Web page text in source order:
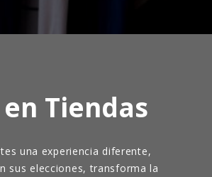
Tiendas
una experiencia diferente,
sus elecciones, transforma la